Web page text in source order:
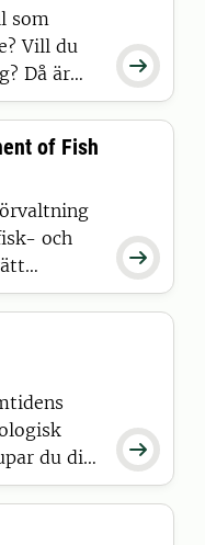
djur

som
Vill du
Då är

of Fish
och

du dig